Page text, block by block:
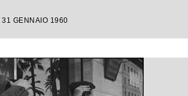
GENNAIO 1960